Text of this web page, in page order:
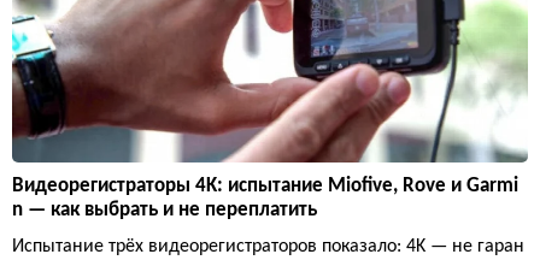
Видеорегистраторы 4K: испытание Miofive, Rove и Garmi
n — как выбрать и не переплатить
Испытание трёх видеорегистраторов показало: 4K — не гаран